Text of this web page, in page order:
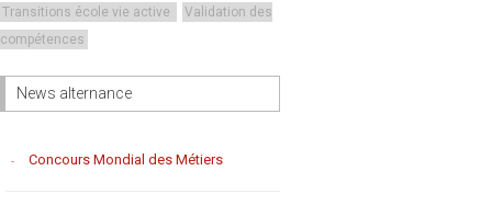
Transitions école vie active
Validation des
compétences
News alternance
Concours Mondial des Métiers